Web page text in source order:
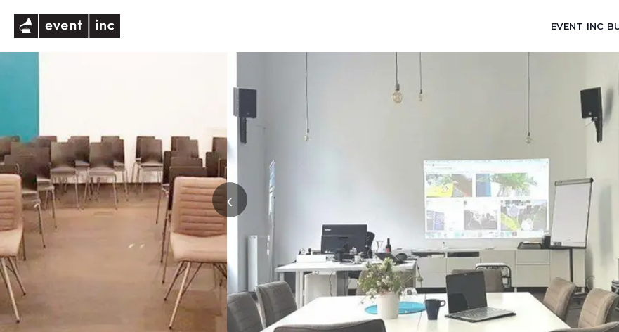
EVENT INC
‹